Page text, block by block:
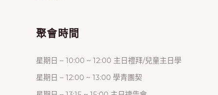
聚會時間
星期日 – 10:00 ~ 12:00 主日禮拜/兒童主日學
星期日 – 12:00 ~ 13:00 學青團契